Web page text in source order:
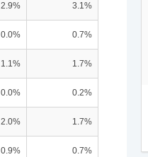
2.9% 3.1%
0.0% 0.7%
1.1% 1.7%
0.0% 0.2%
2.0% 1.7%
0.9% 0.7%